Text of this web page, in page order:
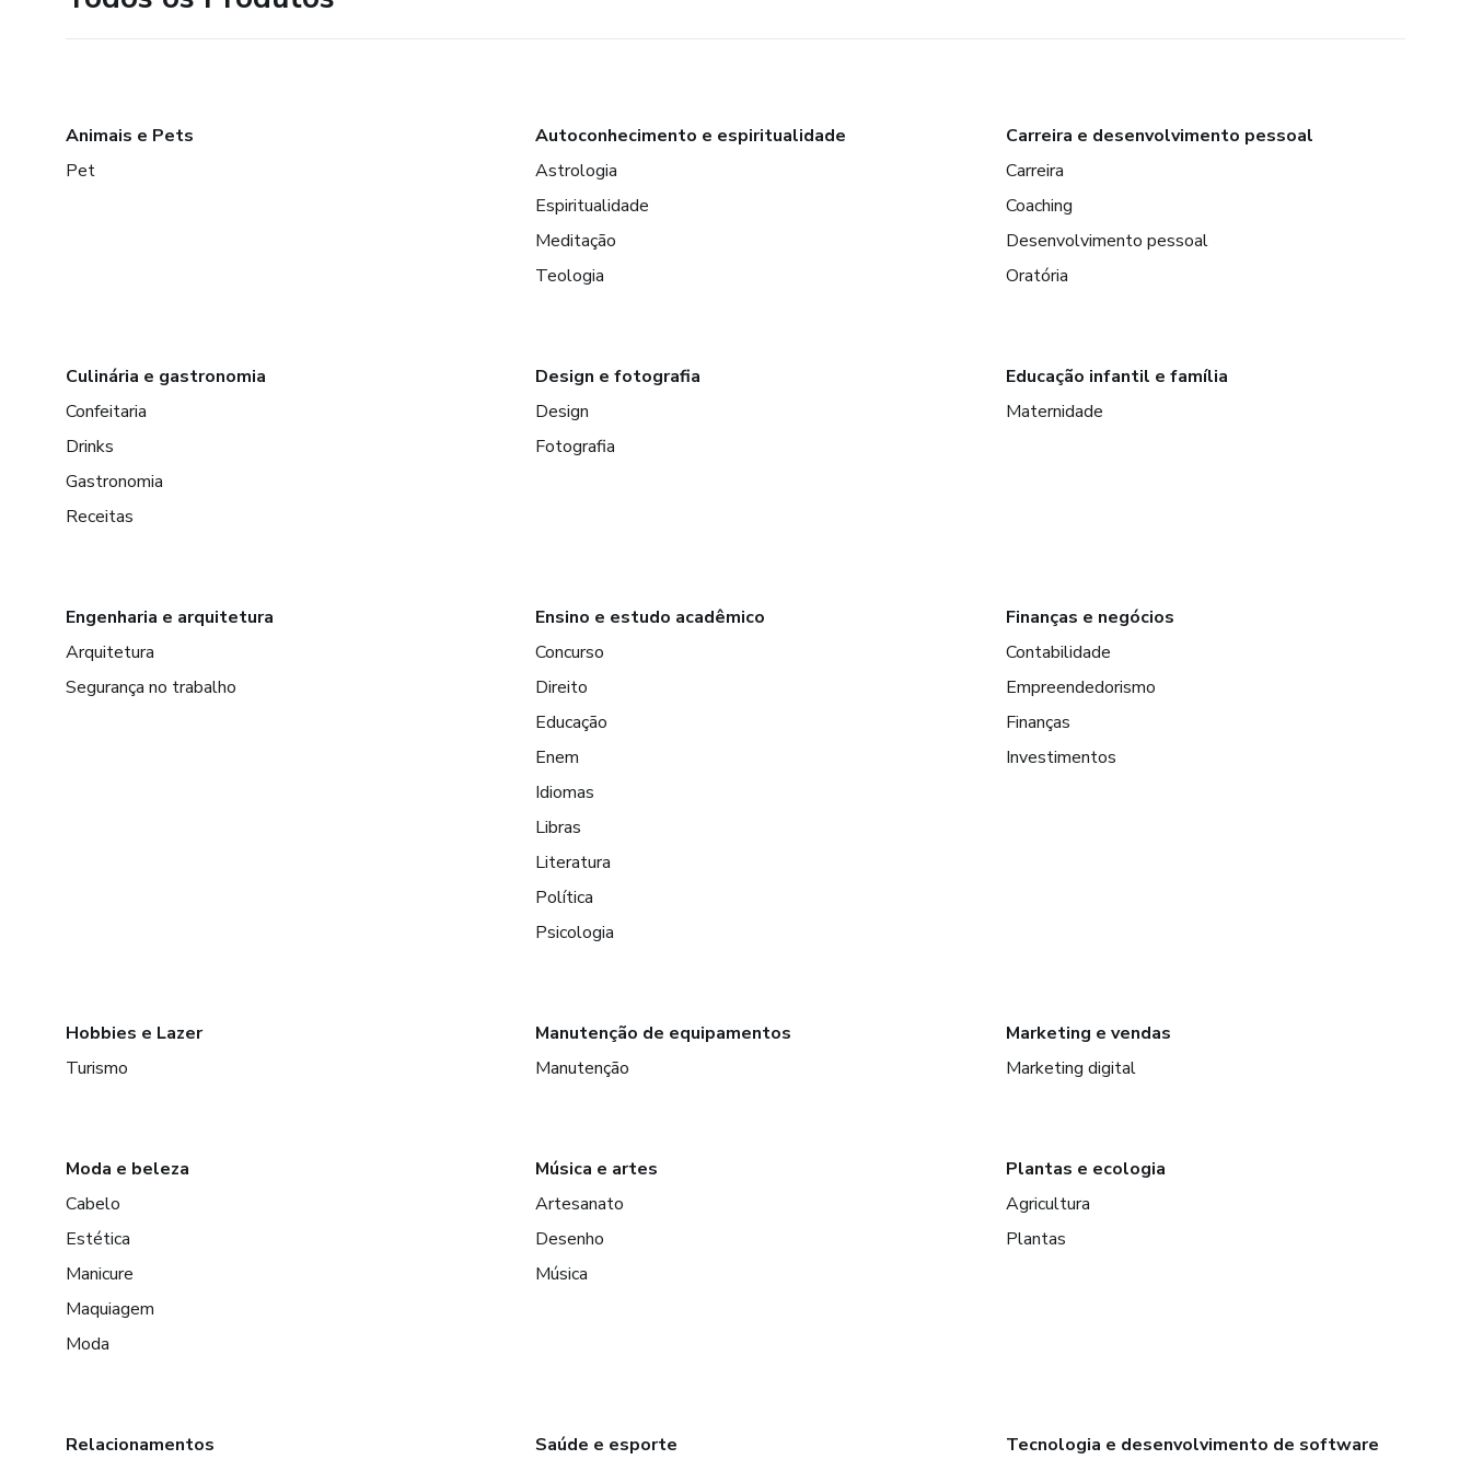
Animais e Pets
Pet
Autoconhecimento e espiritualidade
Astrologia
Espiritualidade
Meditação
Teologia
Carreira e desenvolvimento pessoal
Carreira
Coaching
Desenvolvimento pessoal
Oratória
Culinária e gastronomia
Confeitaria
Drinks
Gastronomia
Receitas
Design e fotografia
Design
Fotografia
Educação infantil e família
Maternidade
Engenharia e arquitetura
Arquitetura
Segurança no trabalho
Ensino e estudo acadêmico
Concurso
Direito
Educação
Enem
Idiomas
Libras
Literatura
Política
Psicologia
Finanças e negócios
Contabilidade
Empreendedorismo
Finanças
Investimentos
Hobbies e Lazer
Turismo
Manutenção de equipamentos
Manutenção
Marketing e vendas
Marketing digital
Moda e beleza
Cabelo
Estética
Manicure
Maquiagem
Moda
Música e artes
Artesanato
Desenho
Música
Plantas e ecologia
Agricultura
Plantas
Relacionamentos
Saúde e esporte
Tecnologia e desenvolvimento de software